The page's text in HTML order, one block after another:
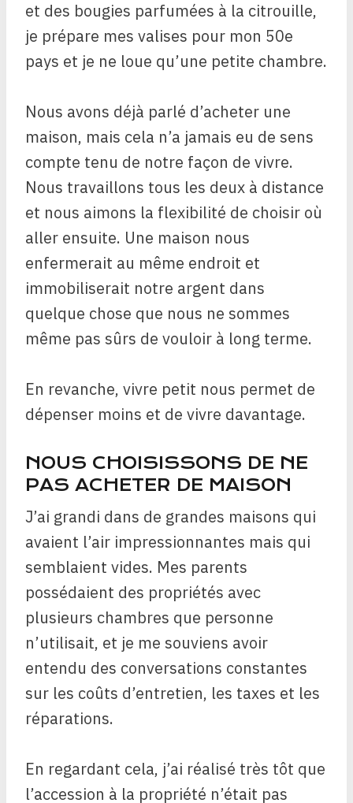
et des bougies parfumées à la citrouille,
je prépare mes valises pour mon 50e
pays et je ne loue qu’une petite chambre.
Nous avons déjà parlé d’acheter une
maison, mais cela n’a jamais eu de sens
compte tenu de notre façon de vivre.
Nous travaillons tous les deux à distance
et nous aimons la flexibilité de choisir où
aller ensuite. Une maison nous
enfermerait au même endroit et
immobiliserait notre argent dans
quelque chose que nous ne sommes
même pas sûrs de vouloir à long terme.
En revanche, vivre petit nous permet de
dépenser moins et de vivre davantage.
NOUS CHOISISSONS DE NE
PAS ACHETER DE MAISON
J’ai grandi dans de grandes maisons qui
avaient l’air impressionnantes mais qui
semblaient vides. Mes parents
possédaient des propriétés avec
plusieurs chambres que personne
n’utilisait, et je me souviens avoir
entendu des conversations constantes
sur les coûts d’entretien, les taxes et les
réparations.
En regardant cela, j’ai réalisé très tôt que
l’accession à la propriété n’était pas